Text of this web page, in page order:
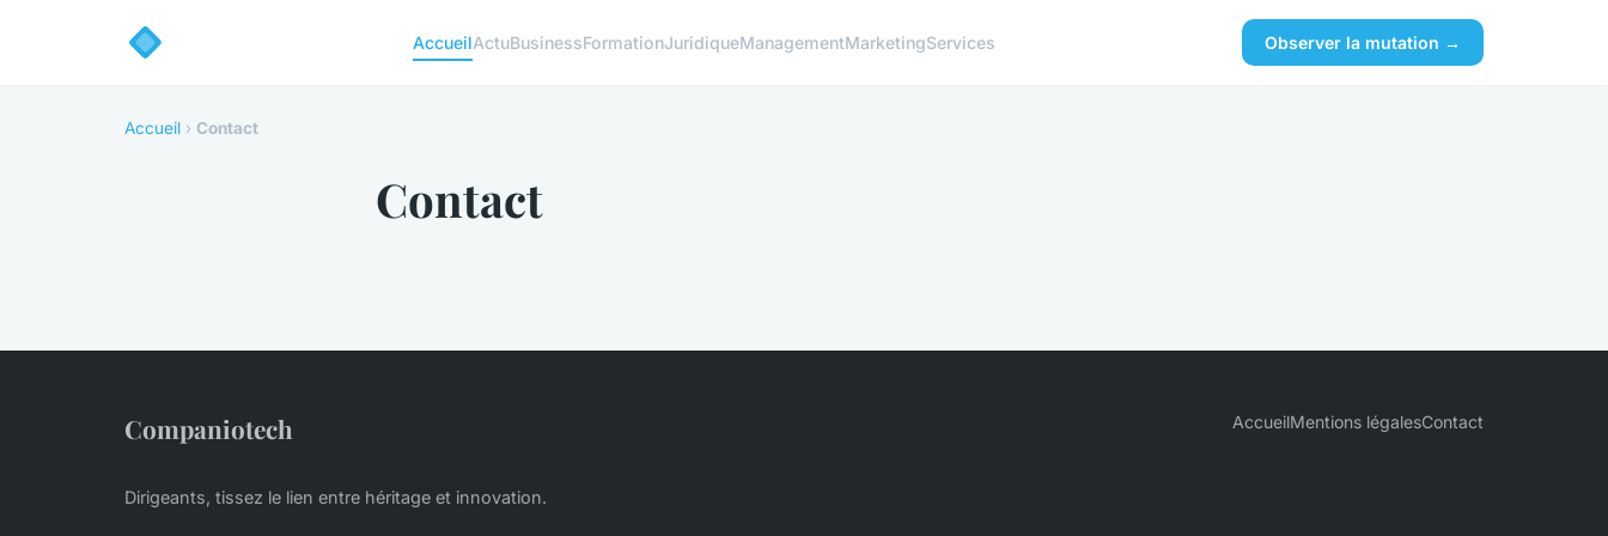
AccueilActuBusinessFormationJuridiqueManagementMarketingServices Observer la mutation →
Accueil › Contact
Contact
Companiotech
Dirigeants, tissez le lien entre héritage et innovation.
AccueilMentions légalesContact